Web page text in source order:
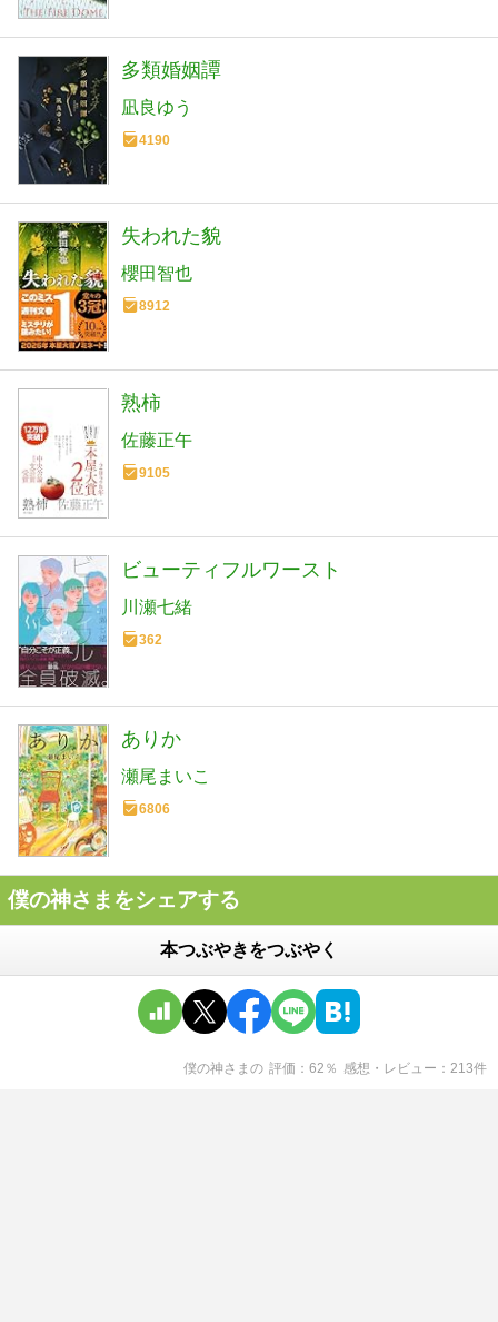
多類婚姻譚
凪良ゆう
4190
失われた貌
櫻田智也
8912
熟柿
佐藤正午
9105
ビューティフルワースト
川瀬七緒
362
ありか
瀬尾まいこ
6806
僕の神さまをシェアする
本つぶやきをつぶやく
僕の神さま の 評価 62 ％ 感想・レビュー 213件